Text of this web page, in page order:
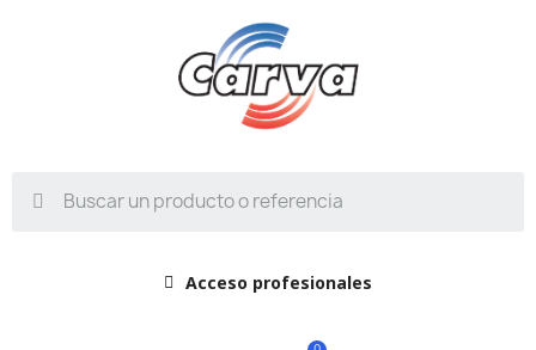
Acceso profesionales